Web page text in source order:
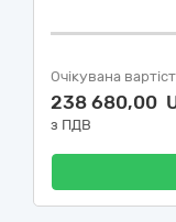
Очікувана
238 680,00
з ПДВ